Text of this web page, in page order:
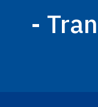
-